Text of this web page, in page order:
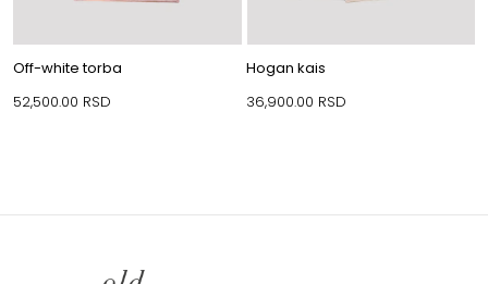
Off-white torba
52,500.00 RSD
Hogan kais
36,900.00 RSD